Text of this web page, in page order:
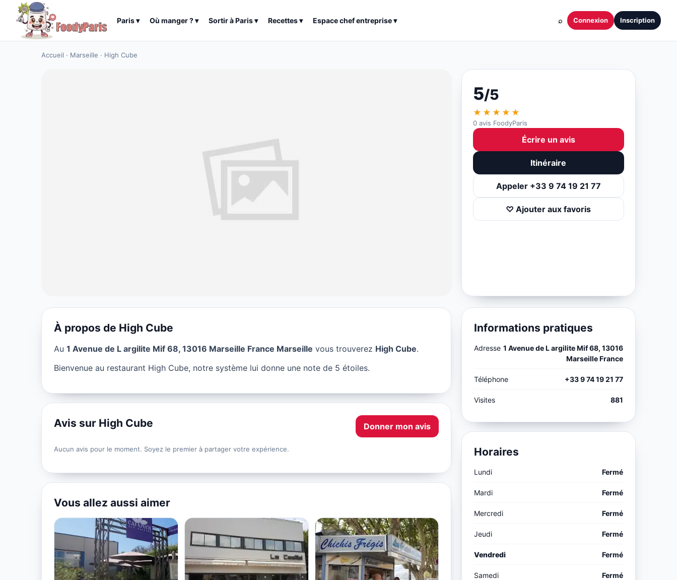
Paris▾ Où manger ?▾ Sortir àParis▾ Recettes▾ Espace chef entreprise▾ ⌕ Connexion Inscription
Accueil · Marseille · High Cube
High Cube à Marseille
5/5
★★★★★
0 avis FoodyParis
Écrire un avis
Itinéraire
Appeler +33 9 74 19 21 77
♡ Ajouter aux favoris
À propos de High Cube
Au 1 Avenue de L argilite Mif 68, 13016 Marseille France Marseille vous trouverez High Cube.
Bienvenue au restaurant High Cube, notre système lui donne une note de 5 étoiles.
Avis sur High Cube Donner mon avis
Aucun avis pour le moment. Soyez le premier à partager votre expérience.
Vous allez aussi aimer
Informations pratiques
Adresse 1 Avenue de L argilite Mif 68, 13016
Marseille France
Téléphone +33 9 74 19 21 77
Visites 881
Horaires
Lundi Fermé
Mardi Fermé
Mercredi Fermé
Jeudi Fermé
Vendredi Fermé
Samedi Fermé